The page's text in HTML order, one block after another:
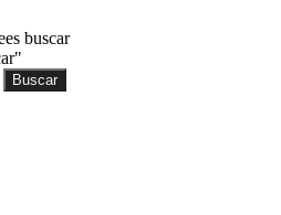
buscar
Buscar